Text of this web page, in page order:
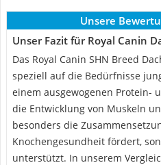
Unsere
Unser Fazit für Royal Canin
Das Royal Canin SHN Breed
speziell auf die Bedürfnisse
einem ausgewogenen Protein-
die Entwicklung von Muskeln
besonders die
Knochengesundheit fördert,
unterstützt. In unserem